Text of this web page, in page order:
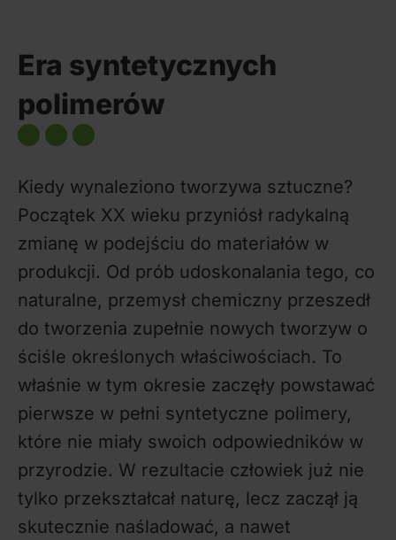
Era syntetycznych
polimerów
Kiedy wynaleziono tworzywa sztuczne?
Początek XX wieku przyniósł radykalną
zmianę w podejściu do materiałów w
produkcji. Od prób udoskonalania tego, co
naturalne, przemysł chemiczny przeszedł
do tworzenia zupełnie nowych tworzyw o
ściśle określonych właściwościach. To
właśnie w tym okresie zaczęły powstawać
pierwsze w pełni syntetyczne polimery,
które nie miały swoich odpowiedników w
przyrodzie. W rezultacie człowiek już nie
tylko przekształcał naturę, lecz zaczął ją
skutecznie naśladować, a nawet